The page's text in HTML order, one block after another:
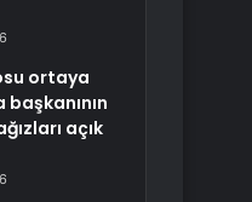
ortaya
başkanının
açık